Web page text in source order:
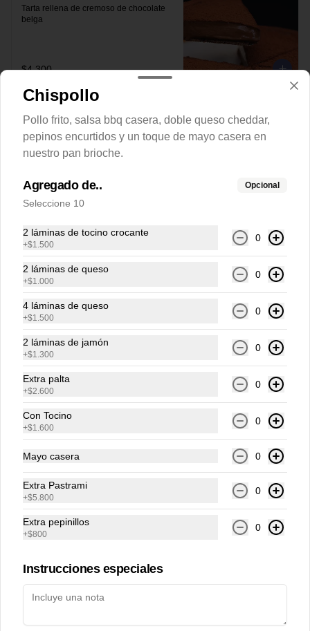
Tarta rellena de cremoso de chocolate
belga
$4.300
Tarta queso
Tarta tradicional española a base de
quesos blancos
$4.900
Conócenos
Cobertura Delivery
hola@recreoconhambre.cl
Términos y condiciones
Política de privacidad
Redes sociales
Instagram
Iniciar sesión
Chispollo
Pollo frito, salsa bbq casera, doble queso cheddar,
pepinos encurtidos y un toque de mayo casera en
nuestro pan brioche.
Agregado de.. Opcional
Seleccione 10
2 láminas de tocino crocante
+$1.500
0
2 láminas de queso
+$1.000
0
4 láminas de queso
+$1.500
0
2 láminas de jamón
+$1.300
0
Extra palta
+$2.600
0
Con Tocino
+$1.600
0
Mayo casera 0
Extra Pastrami
+$5.800
0
Extra pepinillos
+$800
0
Instrucciones especiales